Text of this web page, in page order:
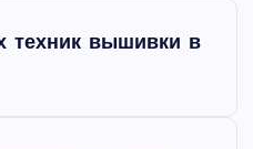
техник вышивки в